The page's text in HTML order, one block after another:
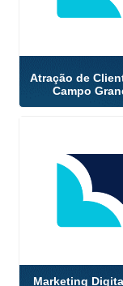
Atração de
Campo
Marketing